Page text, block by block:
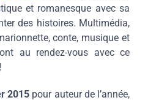
et romanesque avec sa
des histoires. Multimédia,
conte, musique et
au rendez-vous avec ce
2015 pour auteur de l’année,